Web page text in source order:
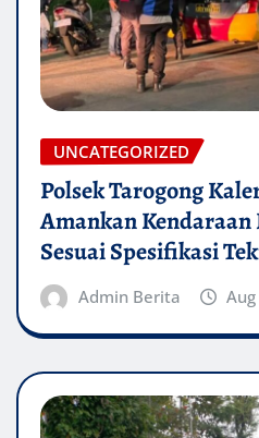
UNCATEGORIZED
Polsek Tarogong
Amankan
Sesuai Spesifikasi
Admin Berita